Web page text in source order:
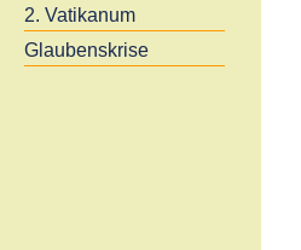
2. Vatikanum
Glaubenskrise